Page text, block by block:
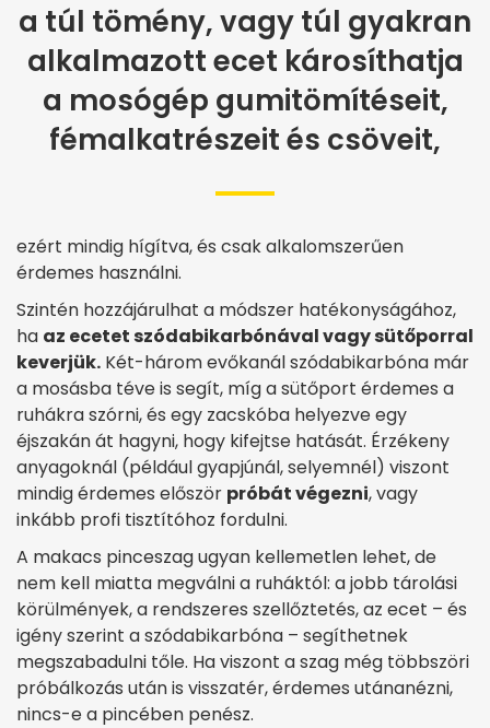
a túl tömény, vagy túl gyakran
alkalmazott ecet károsíthatja
a mosógép gumitömítéseit,
fémalkatrészeit és csöveit,
ezért mindig hígítva, és csak alkalomszerűen
érdemes használni.
Szintén hozzájárulhat a módszer hatékonyságához,
ha az ecetet szódabikarbónával vagy sütőporral
keverjük. Két-három evőkanál szódabikarbóna már
a mosásba téve is segít, míg a sütőport érdemes a
ruhákra szórni, és egy zacskóba helyezve egy
éjszakán át hagyni, hogy kifejtse hatását. Érzékeny
anyagoknál (például gyapjúnál, selyemnél) viszont
mindig érdemes először próbát végezni, vagy
inkább profi tisztítóhoz fordulni.
A makacs pinceszag ugyan kellemetlen lehet, de
nem kell miatta megválni a ruháktól: a jobb tárolási
körülmények, a rendszeres szellőztetés, az ecet – és
igény szerint a szódabikarbóna – segíthetnek
megszabadulni tőle. Ha viszont a szag még többszöri
próbálkozás után is visszatér, érdemes utánanézni,
nincs-e a pincében penész.